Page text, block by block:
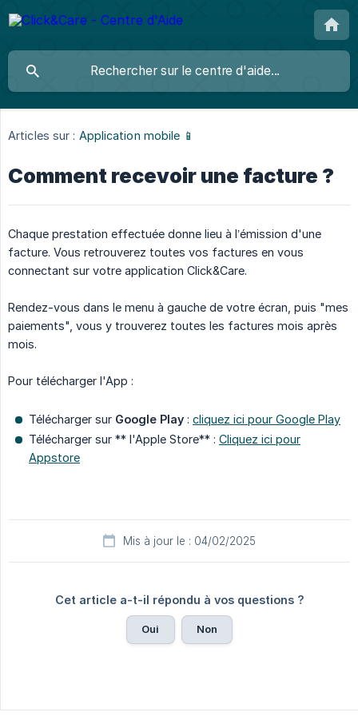
Articles sur : Application mobile 📱
Comment recevoir une facture ?
Chaque prestation effectuée donne lieu à l’émission d'une
facture. Vous retrouverez toutes vos factures en vous
connectant sur votre application Click&Care.
Rendez-vous dans le menu à gauche de votre écran, puis "mes
paiements", vous y trouverez toutes les factures mois après
mois.
Pour télécharger l'App :
Télécharger sur Google Play : cliquez ici pour Google Play
Télécharger sur ** l'Apple Store** : Cliquez ici pour
Appstore
Mis à jour le : 04/02/2025
Cet article a-t-il répondu à vos questions ?
Oui Non